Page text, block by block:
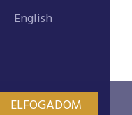
English
ELFOGADOM